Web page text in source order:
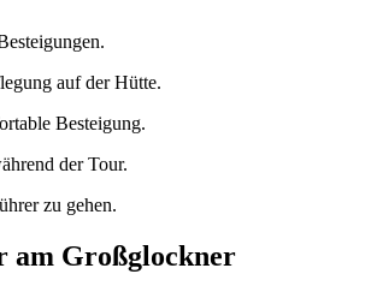
auf der Hütte.
Besteigung.
der Tour.
zu gehen.
am Großglockner